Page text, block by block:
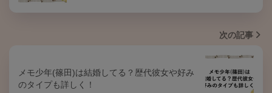
次の記事
メモ少年(篠田)は結婚してる？歴代彼女や好み
のタイプも詳しく！